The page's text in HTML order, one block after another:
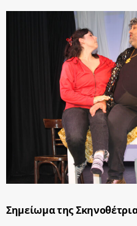
Σημείωμα της